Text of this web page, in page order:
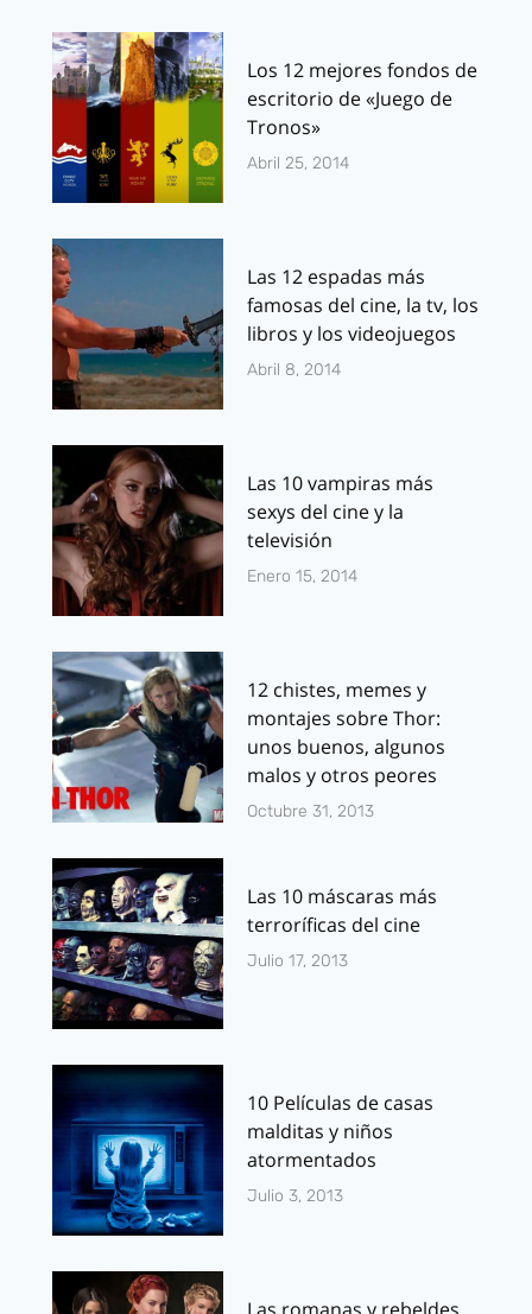
Los 12 mejores fondos de
escritorio de «Juego de
Tronos»
Abril 25, 2014
Las 12 espadas más
famosas del cine, la tv, los
libros y los videojuegos
Abril 8, 2014
Las 10 vampiras más
sexys del cine y la
televisión
Enero 15, 2014
12 chistes, memes y
montajes sobre Thor:
unos buenos, algunos
malos y otros peores
Octubre 31, 2013
Las 10 máscaras más
terroríficas del cine
Julio 17, 2013
10 Películas de casas
malditas y niños
atormentados
Julio 3, 2013